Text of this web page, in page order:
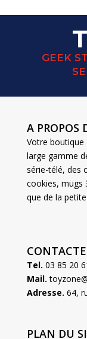
GEEK
A PROPOS
Votre boutique
large gamme
série-télé, des
cookies, mugs
que de la
Tel. 03 85 20
Mail.
Adresse. 64,
PLAN DU